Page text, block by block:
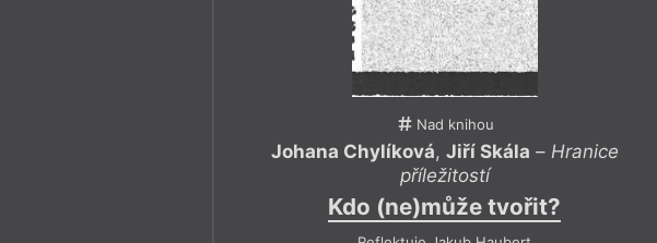
Nad knihou
Johana Chylíková, Jiří Skála – Hranice
příležitostí
Kdo (ne)může tvořit?